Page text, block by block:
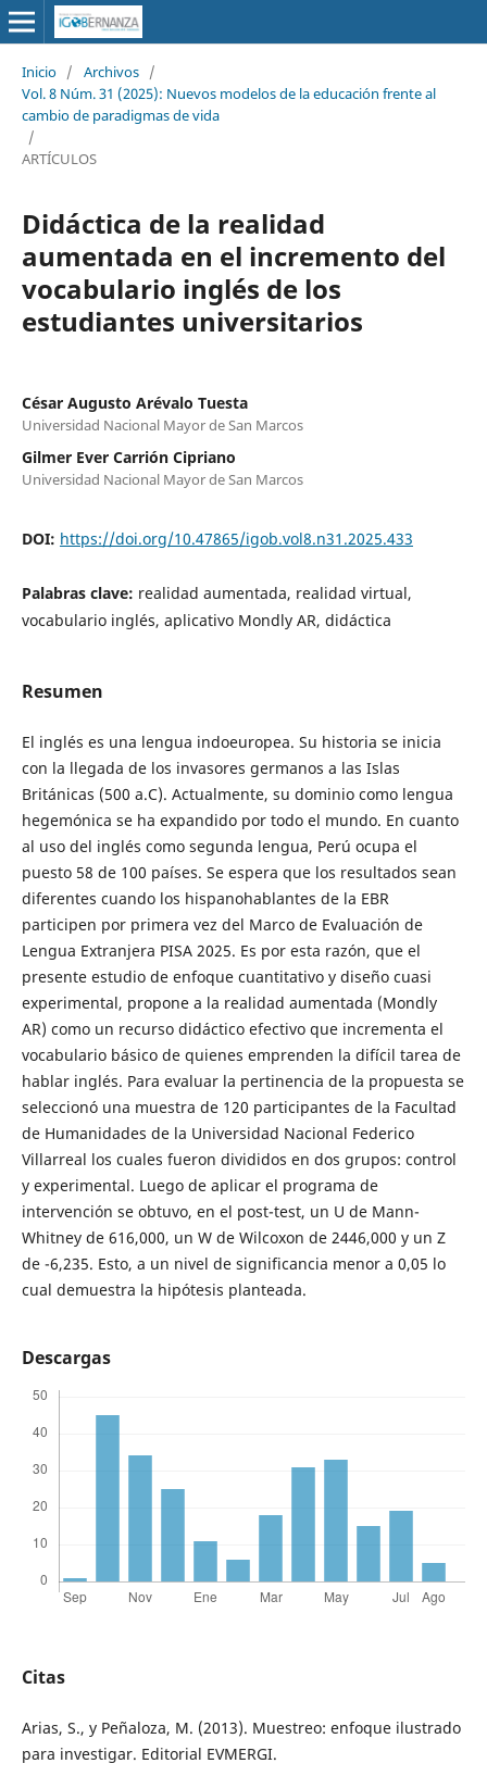
Inicio / Archivos /
Vol. 8 Núm. 31 (2025): Nuevos modelos de la educación frente al
cambio de paradigmas de vida
/
ARTÍCULOS
Didáctica de la realidad
aumentada en el incremento del
vocabulario inglés de los
estudiantes universitarios
César Augusto Arévalo Tuesta
Universidad Nacional Mayor de San Marcos
Gilmer Ever Carrión Cipriano
Universidad Nacional Mayor de San Marcos
DOI: https://doi.org/10.47865/igob.vol8.n31.2025.433
Palabras clave: realidad aumentada, realidad virtual,
vocabulario inglés, aplicativo Mondly AR, didáctica
Resumen
El inglés es una lengua indoeuropea. Su historia se inicia
con la llegada de los invasores germanos a las Islas
Británicas (500 a.C). Actualmente, su dominio como lengua
hegemónica se ha expandido por todo el mundo. En cuanto
al uso del inglés como segunda lengua, Perú ocupa el
puesto 58 de 100 países. Se espera que los resultados sean
diferentes cuando los hispanohablantes de la EBR
participen por primera vez del Marco de Evaluación de
Lengua Extranjera PISA 2025. Es por esta razón, que el
presente estudio de enfoque cuantitativo y diseño cuasi
experimental, propone a la realidad aumentada (Mondly
AR) como un recurso didáctico efectivo que incrementa el
vocabulario básico de quienes emprenden la difícil tarea de
hablar inglés. Para evaluar la pertinencia de la propuesta se
seleccionó una muestra de 120 participantes de la Facultad
de Humanidades de la Universidad Nacional Federico
Villarreal los cuales fueron divididos en dos grupos: control
y experimental. Luego de aplicar el programa de
intervención se obtuvo, en el post-test, un U de Mann-
Whitney de 616,000, un W de Wilcoxon de 2446,000 y un Z
de -6,235. Esto, a un nivel de significancia menor a 0,05 lo
cual demuestra la hipótesis planteada.
Descargas
Citas
Arias, S., y Peñaloza, M. (2013). Muestreo: enfoque ilustrado
para investigar. Editorial EVMERGI.